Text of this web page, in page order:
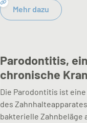
Mehr dazu
Parodontitis,
chronische
Die Parodontitis ist
des
bakterielle Zahnbeläge